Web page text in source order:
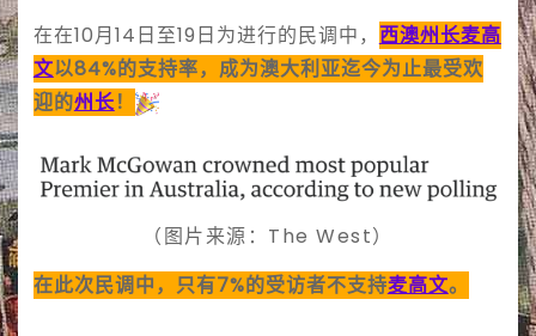
在在10月14日至19日为进行的民调中， 西澳州长麦高
文以84%的支持率，成为澳大利亚迄今为止最受欢
迎的州长！
（图片来源：The West）
在此次民调中，只有7%的受访者不支持麦高文。